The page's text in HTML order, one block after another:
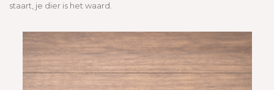
staart, je dier is het waard.